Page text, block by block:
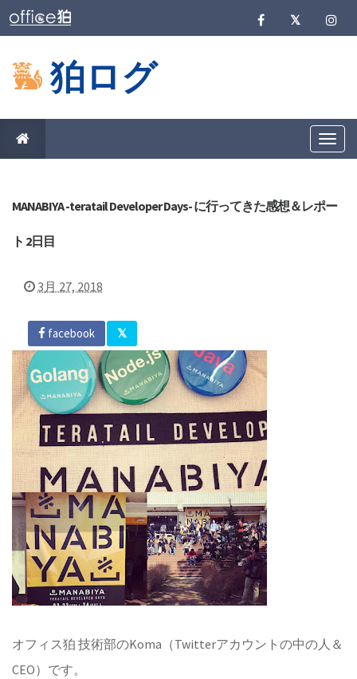
狛ログ
T
o
g
e
MANABIYA -teratail Developer Days- に行ってきた感想＆レポー
ト 2日目
3月 27, 2018
facebook
オフィス狛 技術部のKoma（Twitterアカウントの中の人＆
CEO）です。